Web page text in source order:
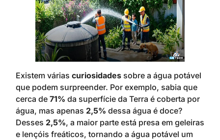
Existem várias curiosidades sobre a água potável
que podem surpreender. Por exemplo, sabia que
cerca de 71% da superfície da Terra é coberta por
água, mas apenas 2,5% dessa água é doce?
Desses 2,5%, a maior parte está presa em geleiras
e lençóis freáticos, tornando a água potável um